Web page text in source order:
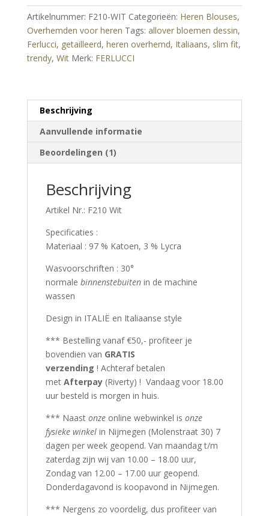
Getailleerd
Slim
Fit
Heren
Overhemd
aantal
Artikelnummer: F210-WIT Categorieën: Heren Blouses,
Overhemden voor heren Tags: allover bloemen dessin,
Ferlucci, getailleerd, heren overhemd, Italiaans, slim fit,
trendy, Wit Merk: FERLUCCI
Beschrijving
Aanvullende informatie
Beoordelingen (1)
Beschrijving
Artikel Nr.: F210 Wit
Specificaties :
Materiaal : 97 % Katoen, 3 % Lycra
Wasvoorschriften : 30°
normale binnenstebuiten in de machine
wassen
Design in ITALIË en Italiaanse style
*** Bestelling vanaf €50,- profiteer je
bovendien van GRATIS
verzending ! Achteraf betalen
met Afterpay (Riverty) ! Vandaag voor 18.00
uur besteld is morgen in huis.
*** Naast onzeonline webwinkel is onze
fysieke winkelin Nijmegen (Molenstraat 30) 7
dagen per week geopend. Van maandag t/m
zaterdag zijn wij van 10.00 – 18.00 uur,
Zondag van 12.00 – 17.00 uur geopend.
Donderdagavond is koopavond in Nijmegen.
*** Nergens zo voordelig, dus profiteer van